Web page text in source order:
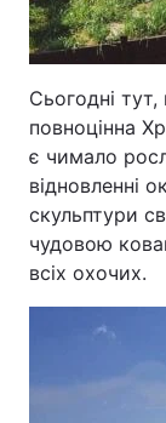
Сьогодні
повноцінна
є чимало
відновленні
скульптури
чудовою
всіх охочих.